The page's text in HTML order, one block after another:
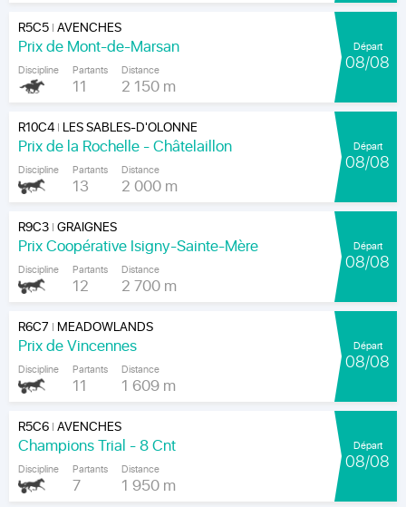
R5C5|AVENCHES
Prix de Mont-de-Marsan
Discipline Partants
11
Distance
2 150 m
Départ
08/08
R10C4| LES SABLES-D'OLONNE
Prix de la Rochelle - Châtelaillon
Discipline Partants
13
Distance
2 000 m
Départ
08/08
R9C3|GRAIGNES
Prix Coopérative Isigny-Sainte-Mère
Discipline Partants
12
Distance
2 700 m
Départ
08/08
R6C7 | MEADOWLANDS
Prix de Vincennes
Discipline Partants
11
Distance
1 609 m
Départ
08/08
R5C6|AVENCHES
Champions Trial - 8 Cnt
Discipline Partants
7
Distance
1 950 m
Départ
08/08